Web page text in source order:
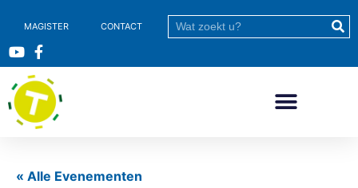
MAGISTER CONTACT
« Alle Evenementen